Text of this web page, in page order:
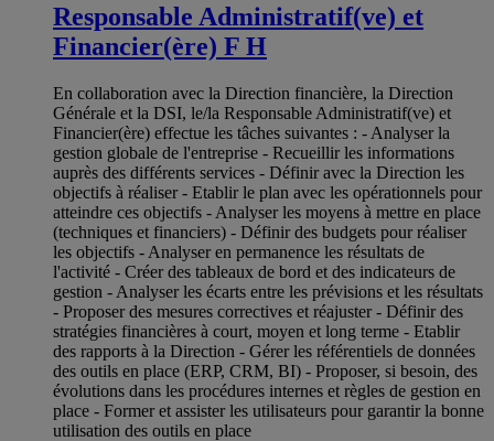
Responsable Administratif(ve) et
Financier(ère) F H
En collaboration avec la Direction financière, la Direction
Générale et la DSI, le/la Responsable Administratif(ve) et
Financier(ère) effectue les tâches suivantes : - Analyser la
gestion globale de l'entreprise - Recueillir les informations
auprès des différents services - Définir avec la Direction les
objectifs à réaliser - Etablir le plan avec les opérationnels pour
atteindre ces objectifs - Analyser les moyens à mettre en place
(techniques et financiers) - Définir des budgets pour réaliser
les objectifs - Analyser en permanence les résultats de
l'activité - Créer des tableaux de bord et des indicateurs de
gestion - Analyser les écarts entre les prévisions et les résultats
- Proposer des mesures correctives et réajuster - Définir des
stratégies financières à court, moyen et long terme - Etablir
des rapports à la Direction - Gérer les référentiels de données
des outils en place (ERP, CRM, BI) - Proposer, si besoin, des
évolutions dans les procédures internes et règles de gestion en
place - Former et assister les utilisateurs pour garantir la bonne
utilisation des outils en place